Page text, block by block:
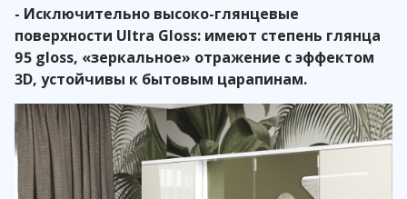
- Исключительно высоко-глянцевые
поверхности Ultra Gloss: имеют степень глянца
95 gloss, «зеркальное» отражение с эффектом
3D, устойчивы к бытовым царапинам.